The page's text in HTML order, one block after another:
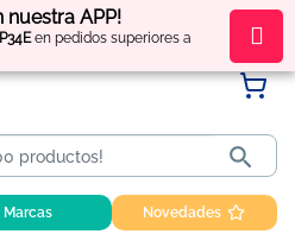
nuestra APP!
en pedidos superiores a
puntos por tus compras

Marcas Novedades